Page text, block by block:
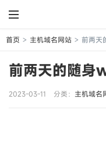
首页 > 主机域名网站 > 前两天
前两天的随
2023-03-11 分类： 主机域名